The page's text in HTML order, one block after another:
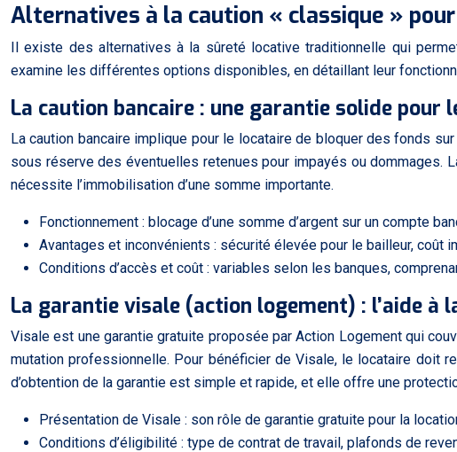
Alternatives à la caution « classique »
Il existe des alternatives à la sûreté locative traditionnelle qui
examine les différentes options disponibles, en détaillant leur
La caution bancaire : une garantie solide pour
La caution bancaire implique pour le locataire de bloquer des fonds
sous réserve des éventuelles retenues pour impayés ou dommages.
nécessite l’immobilisation d’une somme importante.
Fonctionnement : blocage d’une somme d’argent sur un compte
Avantages et inconvénients : sécurité élevée pour le bailleur, coût
Conditions d’accès et coût : variables selon les banques,
La garantie visale (action logement) : l’aide
Visale est une garantie gratuite proposée par Action Logement qui
mutation professionnelle. Pour bénéficier de Visale, le locataire doit
d’obtention de la garantie est simple et rapide, et elle offre une
Présentation de Visale : son rôle de garantie gratuite pour la
Conditions d’éligibilité : type de contrat de travail, plafonds de